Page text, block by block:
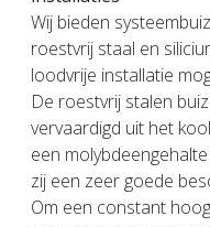
Wij bieden
roestvrij staal en
loodvrije installatie
De roestvrij stalen
vervaardigd uit het
een
zij een zeer goede
Om een constant